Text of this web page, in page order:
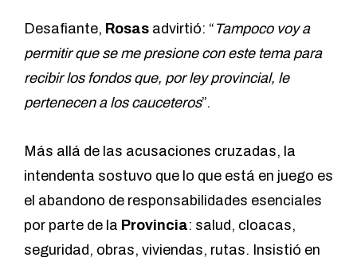
Desafiante, Rosas advirtió: “ Tampoco voy a
permitir que se me presione con este tema para
recibir los fondos que, por ley provincial, le
pertenecen a los cauceteros”.
Más allá de las acusaciones cruzadas, la
intendenta sostuvo que lo que está en juego es
el abandono de responsabilidades esenciales
por parte de la Provincia: salud, cloacas,
seguridad, obras, viviendas, rutas. Insistió en